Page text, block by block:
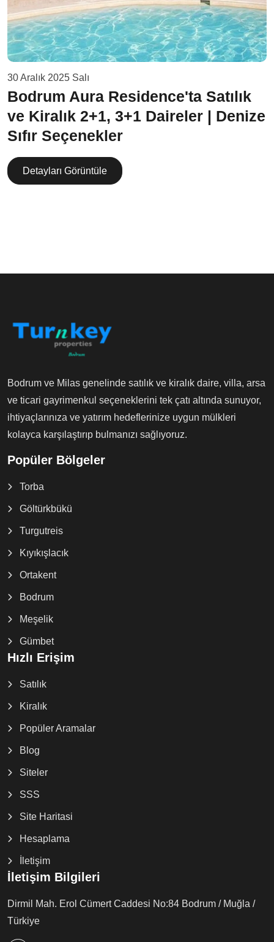
30 Aralık 2025 Salı
Bodrum Aura Residence'ta Satılık
ve Kiralık 2+1, 3+1 Daireler | Denize
Sıfır Seçenekler
Detayları Görüntüle
Bodrum ve Milas genelinde satılık ve kiralık daire, villa, arsa
ve ticari gayrimenkul seçeneklerini tek çatı altında sunuyor,
ihtiyaçlarınıza ve yatırım hedeflerinize uygun mülkleri
kolayca karşılaştırıp bulmanızı sağlıyoruz.
Popüler Bölgeler
Torba
Göltürkbükü
Turgutreis
Kıyıkışlacık
Ortakent
Bodrum
Meşelik
Gümbet
Hızlı Erişim
Satılık
Kiralık
Popüler Aramalar
Blog
Siteler
SSS
Site Haritasi
Hesaplama
İletişim
İletişim Bilgileri
Dirmil Mah. Erol Cümert Caddesi No:84 Bodrum / Muğla /
Türkiye